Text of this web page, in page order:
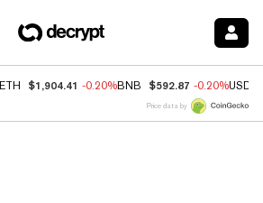
ETH $1,904.41 -0.20%BNB $592.87 -0.20%USDC
Price data by